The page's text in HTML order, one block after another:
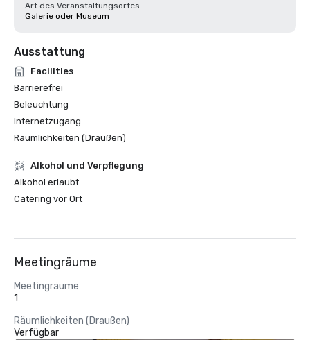
Art des Veranstaltungsortes
Galerie oder Museum
Ausstattung
Facilities
Barrierefrei
Beleuchtung
Internetzugang
Räumlichkeiten (Draußen)
‪Alkohol‬ und Verpflegung
‪Alkohol‬ erlaubt
Catering vor Ort
Meetingräume
Meetingräume
1
Räumlichkeiten (Draußen)
Verfügbar